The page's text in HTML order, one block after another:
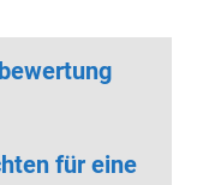
für eine